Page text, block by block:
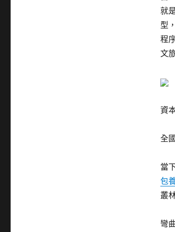
就
型
程
文
資
全
當
包
叢
彎